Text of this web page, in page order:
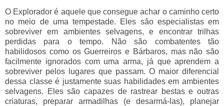
O Explorador é aquele que consegue achar o caminho certo
no meio de uma tempestade. Eles são especialistas em
sobreviver em ambientes selvagens, e encontrar trilhas
perdidas para o tempo. Não são combatentes tão
habilidosos como os Guerreiros e Bárbaros, mas não são
facilmente ignorados com uma arma, já que aprendem a
sobreviver pelos lugares que passam. O maior diferencial
dessa classe é justamente suas habilidades em ambientes
selvagens. Eles são capazes de rastrear bestas e outras
criaturas, preparar armadilhas (e desarmá-las), planejar